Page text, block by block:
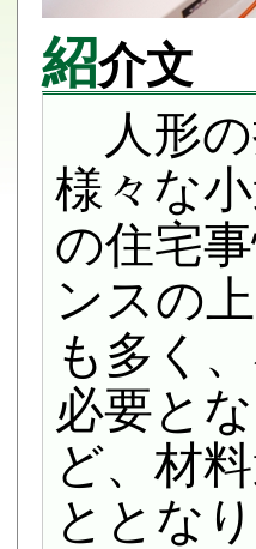
紹介文
人形の
様々な
の住宅
ンスの
も多く
必要と
ど、材
ととな